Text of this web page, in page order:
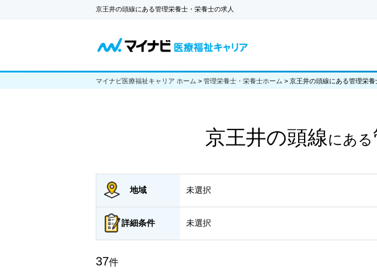
京王井の頭線にある管理栄養士・栄養士の求人
マイナビ医療福祉キャリア ホーム > 管理栄養士・栄養士ホーム > 京王井の頭線にある管理栄養
京王井の頭線にある
地域 未選択
詳細条件 未選択
37件